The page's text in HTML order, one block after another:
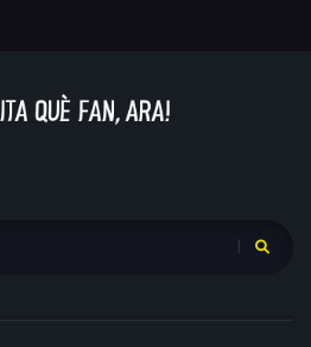
moment o altre. Des que
Units, els assassinats es van
Chabannes, arruïnat per